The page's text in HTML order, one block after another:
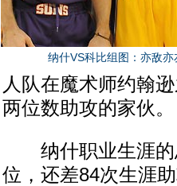
纳什VS科比组图：亦敌亦
人队在魔术师约翰
两位数助攻的家伙。
纳什职业生涯的
位，还差84次生涯